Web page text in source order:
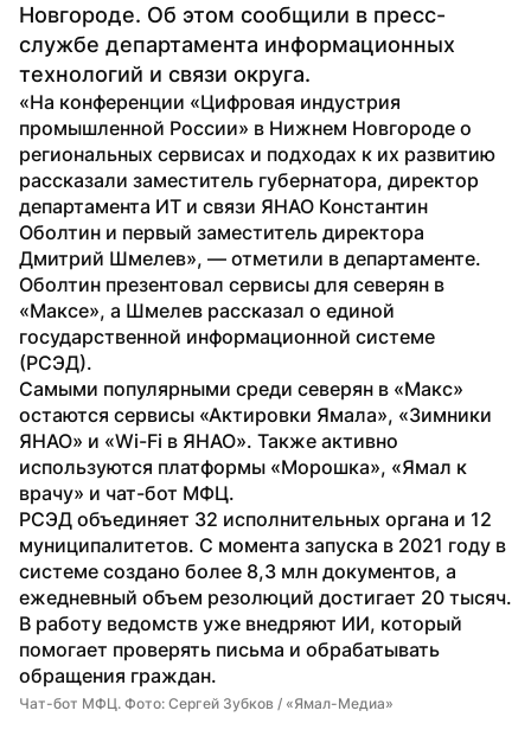
Новгороде. Об этом сообщили в пресс-
службе департамента информационных
технологий и связи округа.
«На конференции «Цифровая индустрия
промышленной России» в Нижнем Новгороде о
региональных сервисах и подходах к их развитию
рассказали заместитель губернатора, директор
департамента ИТ и связи ЯНАО Константин
Оболтин и первый заместитель директора
Дмитрий Шмелев», — отметили в департаменте.
Оболтин презентовал сервисы для северян в
«Максе», а Шмелев рассказал о единой
государственной информационной системе
(РСЭД).
Самыми популярными среди северян в «Макс»
остаются сервисы «Актировки Ямала», «Зимники
ЯНАО» и «Wi-Fi в ЯНАО». Также активно
используются платформы «Морошка», «Ямал к
врачу» и чат-бот МФЦ.
РСЭД объединяет 32 исполнительных органа и 12
муниципалитетов. С момента запуска в 2021 году в
системе создано более 8,3 млн документов, а
ежедневный объем резолюций достигает 20 тысяч.
В работу ведомств уже внедряют ИИ, который
помогает проверять письма и обрабатывать
обращения граждан.
Чат-бот МФЦ. Фото: Сергей Зубков / «Ямал-Медиа»